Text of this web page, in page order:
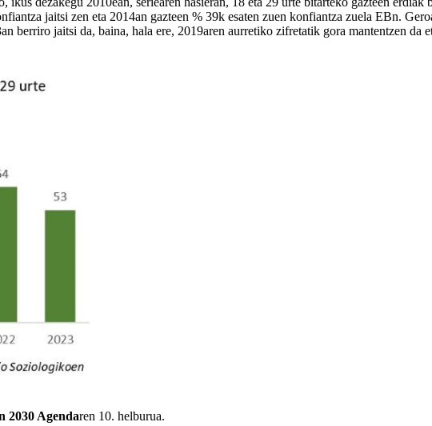
jaitsi zen eta 2014an gazteen % 39k esaten zuen konfiantza zuela EBn.
berriro jaitsi da, baina, hala ere, 2019aren aurretiko zifretatik gora mantentzen da
2030 Agendaren 10. helburua.